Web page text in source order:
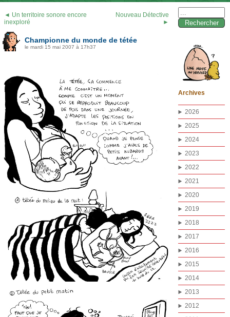
◄ Un territoire sonore encore
inexploré
Nouveau Détective
►
Championne du monde de tétée
le mardi 15 mai 2007 à 17h37
Archives
2026
2025
2024
2023
2022
2021
2020
2019
2018
2017
2016
2015
2014
2013
2012